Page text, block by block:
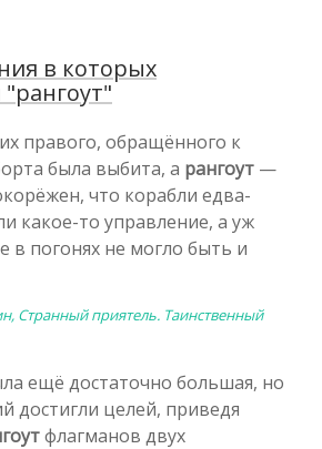
в которых
правого, обращённого к
была выбита, а рангоут —
что корабли едва-
какое-то управление, а уж
в погонях не могло быть и
Странный приятель. Таинственный
ещё достаточно большая, но
достигли целей, приведя
флагманов двух